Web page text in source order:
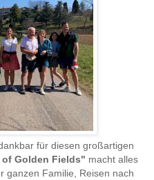
für diesen großartigen
Golden Fields" macht alles
ganzen Familie, Reisen nach